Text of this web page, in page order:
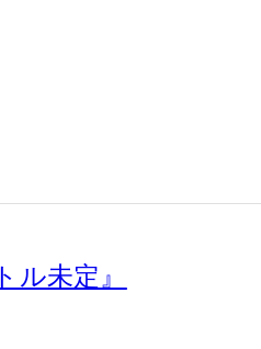
ル未定』